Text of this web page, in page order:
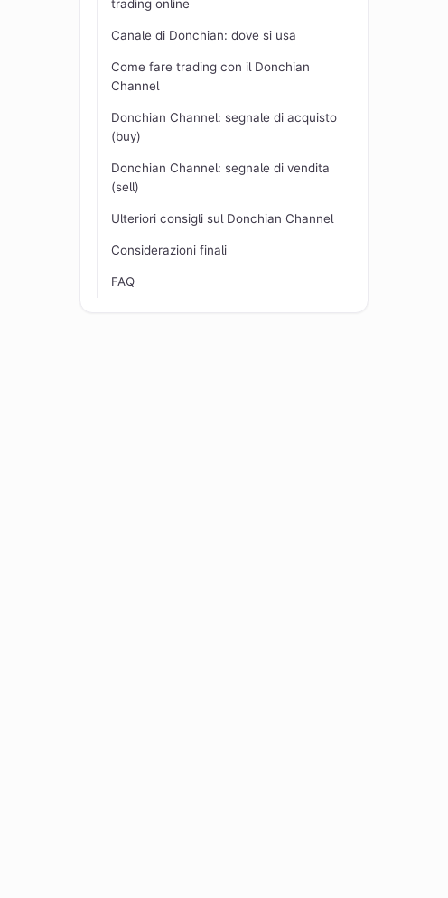
trading online
Canale di Donchian: dove si usa
Come fare trading con il Donchian
Channel
Donchian Channel: segnale di acquisto
(buy)
Donchian Channel: segnale di vendita
(sell)
Ulteriori consigli sul Donchian Channel
Considerazioni finali
FAQ